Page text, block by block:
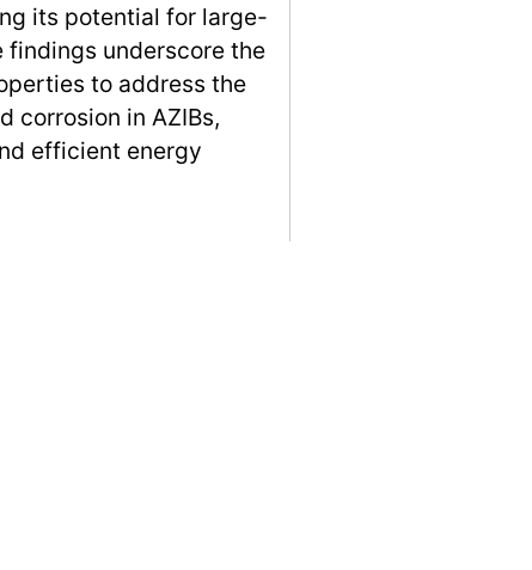
its potential for large-
findings underscore the
to address the
corrosion in AZIBs,
efficient energy